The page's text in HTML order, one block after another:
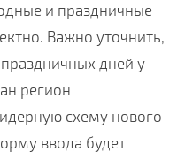
и праздничные
Важно уточнить,
дней у
регион
схему нового
ввода будет